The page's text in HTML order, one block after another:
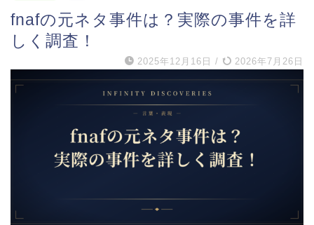
fnafの元ネタ事件は？実際の事件を詳
しく調査！
2025年12月16日 / 2026年7月26日